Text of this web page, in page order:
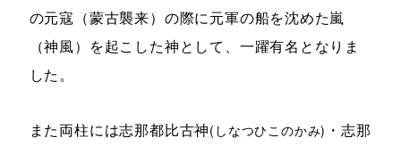
の元寇（蒙古襲来）の際に元軍の船を沈めた嵐
（神風）を起こした神として、一躍有名となりま
した。
また両柱には志那都比古神(しなつひこのかみ) ・志那